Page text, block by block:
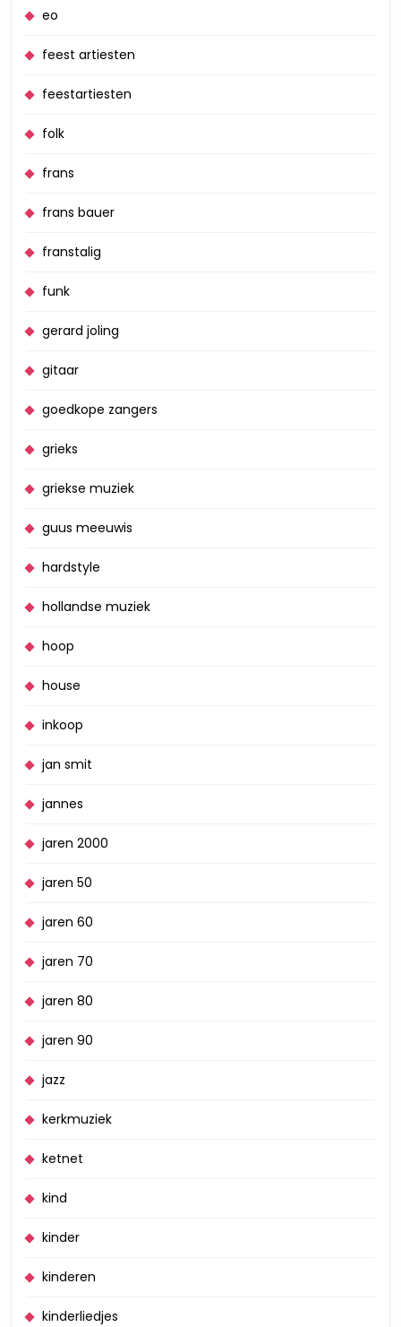
eo
feest artiesten
feestartiesten
folk
frans
frans bauer
franstalig
funk
gerard joling
gitaar
goedkope zangers
grieks
griekse muziek
guus meeuwis
hardstyle
hollandse muziek
hoop
house
inkoop
jan smit
jannes
jaren 2000
jaren 50
jaren 60
jaren 70
jaren 80
jaren 90
jazz
kerkmuziek
ketnet
kind
kinder
kinderen
kinderliedjes